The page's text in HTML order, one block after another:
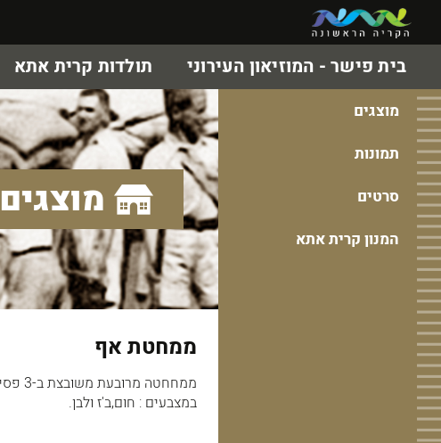
בית פישר - המוזיאון העירוני תולדות קרית אתא
מוצגים
תמונות
סרטים
המנון קרית אתא
מוצגים
ממחטת אף
במצבעים : חום,ב'ז ולבן.